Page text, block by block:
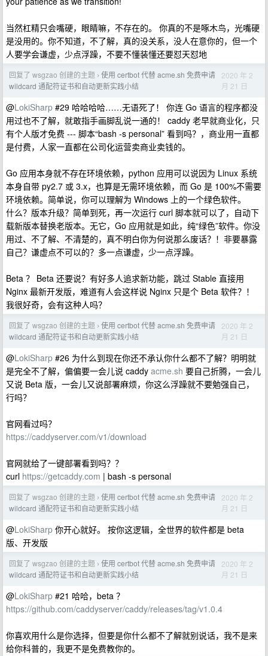
当然杠精只会嘴硬，眼睛嘛，不存在的。 你真的不是啄木鸟，光嘴硬
是没用的。你不知道，不了解，真的没关系，没人在意你的，但一个
人要学会谦虚，少点浮躁，不要不懂装懂还要怼天怼地
回复了 wsgzao 创建的主题 › 使用 certbot 代替 acme.sh 免费申请
wildcard 通配符证书和自动更新实践小结
2020 年 2
月 21 日
@LokiSharp #29 哈哈哈哈……无语死了！ 你连 Go 语言的程序都没
用过也不了解，就敢指手画脚乱说一通的！ caddy 老早就商业化，只
有个人版才免费 --- 脚本“bash -s personal” 看到吗？，商业用一直都
是付费，人家一直都在公司化运营卖商业卖钱的。
Go 应用本身就不存在环境依赖，python 应用可以说因为 Linux 系统
本身自带 py2.7 或 3.x，也算是无需环境依赖，而 Go 是 100%不需要
环境依赖。简单说，你可以理解为 Windows 上的一个绿色软件。
什么？版本升级？简单到死，再一次运行 curl 脚本就可以了，自动下
载新版本替换老版本。无它，Go 应用就是如此，纯“绿色”软件。你没
用过、不了解、不清楚的，真不明白你为何说那么废话？！非要暴露
自己？谦虚点不可以的？多一点谦虚，少一点浮躁。
Beta ？ Beta 还要说？有好多人追求新功能，跳过 Stable 直接用
Nginx 最新开发版，难道有人会这样说 Nginx 只是个 Beta 软件？！
我很好奇，会有这种人吗？
回复了 wsgzao 创建的主题 › 使用 certbot 代替 acme.sh 免费申请
wildcard 通配符证书和自动更新实践小结
2020 年 2
月 21 日
@LokiSharp #26 为什么到现在你还不承认你什么都不了解？明明就
是完全不了解，偏偏要一会儿说 caddy acme.sh 要自己折腾，一会儿
又说 Beta 版，一会儿又说部署麻烦，你这么浮躁就不要勉强自己，
行吗？
官网看过吗？
https://caddyserver.com/v1/download
官网就给了一键部署看到吗？？
curl https://getcaddy.com | bash -s personal
回复了 wsgzao 创建的主题 › 使用 certbot 代替 acme.sh 免费申请
wildcard 通配符证书和自动更新实践小结
2020 年 2
月 21 日
@LokiSharp 你开心就好。 按你这逻辑，全世界的软件都是 beta
版、开发版
回复了 wsgzao 创建的主题 › 使用 certbot 代替 acme.sh 免费申请
wildcard 通配符证书和自动更新实践小结
2020 年 2
月 21 日
@LokiSharp #21 哈哈，beta ？
https://github.com/caddyserver/caddy/releases/tag/v1.0.4
你喜欢用什么是你选择，但要是你什么都不了解就别说话，我不是来
给你科普的，我更不是免费教你的。